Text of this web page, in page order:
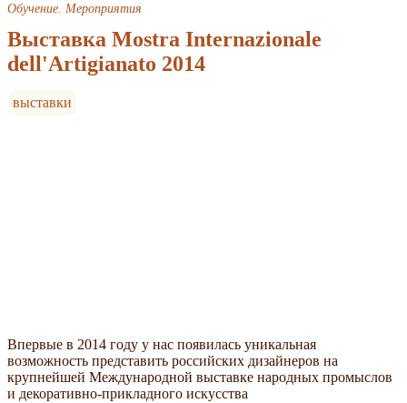
Обучение. Мероприятия
Выставка Mostra Internazionale
dell'Artigianato 2014
выставки
Впервые в 2014 году у нас появилась уникальная
возможность представить российских дизайнеров на
крупнейшей Международной выставке народных промыслов
и декоративно-прикладного искусства